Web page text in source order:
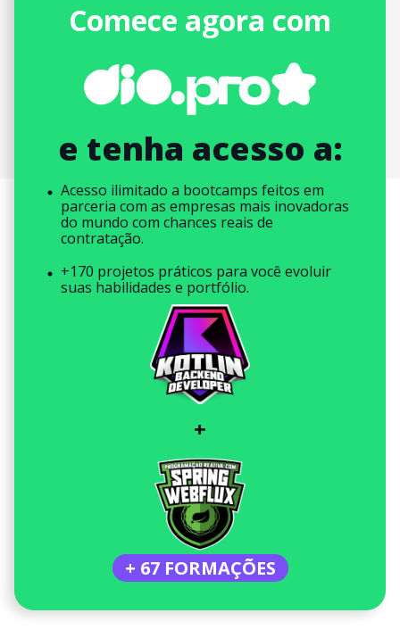
Comece agora com
e tenha acesso a:
Acesso ilimitado a bootcamps feitos em
parceria com as empresas mais inovadoras
do mundo com chances reais de
contratação.
+170 projetos práticos para você evoluir
suas habilidades e portfólio.
+
+ 67 FORMAÇÕES